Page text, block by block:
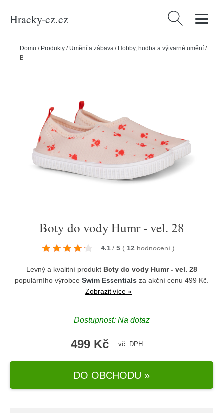
Hracky-cz.cz Vyhledávání
Domů / Produkty / Umění a zábava / Hobby, hudba a výtvarné umění /
Boty do vody Humr - vel. 28
Boty do vody Humr - vel. 28
4.1 / 5 ( 12 hodnocení )
Levný a kvalitní produkt Boty do vody Humr - vel. 28
populárního výrobce Swim Essentials za akční cenu 499 Kč.
Zobrazit více »
Dostupnost: Na dotaz
499 Kč vč. DPH
DO OBCHODU »